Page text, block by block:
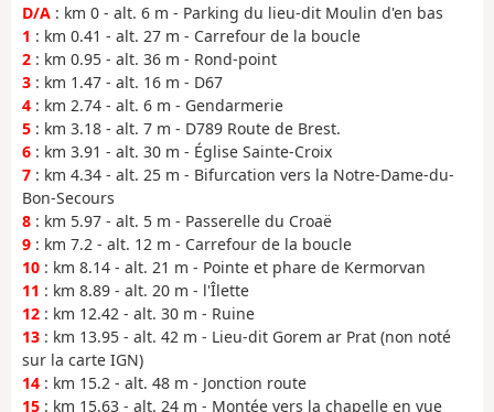
D/A : km 0 - alt. 6 m - Parking du lieu-dit Moulin d'en bas
1 : km 0.41 - alt. 27 m - Carrefour de la boucle
2 : km 0.95 - alt. 36 m - Rond-point
3 : km 1.47 - alt. 16 m - D67
4 : km 2.74 - alt. 6 m - Gendarmerie
5 : km 3.18 - alt. 7 m - D789 Route de Brest.
6 : km 3.91 - alt. 30 m - Église Sainte-Croix
7 : km 4.34 - alt. 25 m - Bifurcation vers la Notre-Dame-du-
Bon-Secours
8 : km 5.97 - alt. 5 m - Passerelle du Croaë
9 : km 7.2 - alt. 12 m - Carrefour de la boucle
10 : km 8.14 - alt. 21 m - Pointe et phare de Kermorvan
11 : km 8.89 - alt. 20 m - l'Îlette
12 : km 12.42 - alt. 30 m - Ruine
13 : km 13.95 - alt. 42 m - Lieu-dit Gorem ar Prat (non noté
sur la carte IGN)
14 : km 15.2 - alt. 48 m - Jonction route
15 : km 15.63 - alt. 24 m - Montée vers la chapelle en vue